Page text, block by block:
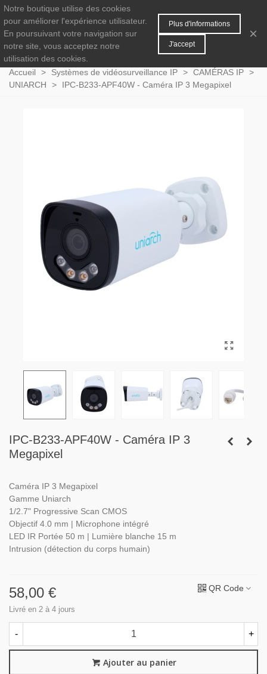
0 MENU
Accueil > Systèmes de vidéosurveillance IP > CAMÉRAS IP >
UNIARCH
> IPC-B233-APF40W - Caméra IP 3 Megapixel
IPC-B233-APF40W - Caméra IP 3
Megapixel
Caméra IP 3 Megapixel
Gamme Uniarch
1/2.7" Progressive Scan CMOS
Objectif 4.0 mm | Microphone intégré
LED IR Portée 50 m | Lumière blanche 15 m
Intrusion (détection du corps humain)
58,00 €
Livré en 2 à 4 jours
QR Code
- +
Ajouter au panier
Notre boutique utilise des cookies
pour améliorer l'expérience utilisateur.
En poursuivant votre navigation sur
notre site, vous acceptez notre
utilisation des cookies.
Plus d'informations
J'accept
×